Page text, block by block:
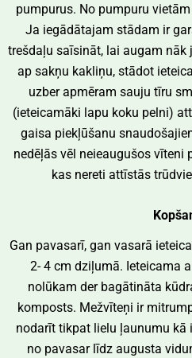
pumpurus. No pumpuru
Ja iegādātajam stādam ir
trešdaļu saīsināt, lai augam
ap sakņu kakliņu, stādot
uzber apmēram sauju tīru
(ieteicamāki lapu koku pelni)
gaisa piekļūšanu
nedēļās vēl neieaugušos vīteni
kas nereti attīstās
Gan pavasarī, gan vasarā
2- 4 cm dziļumā. Ieteicama
nolūkam der bagātināta
komposts. Mežvīteņi ir
nodarīt tikpat lielu ļaunumu kā
no pavasar līdz augusta